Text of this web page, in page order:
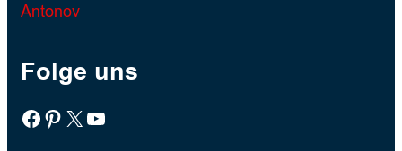
Antonov
Folge uns
Facebook Pinterest X YouTube